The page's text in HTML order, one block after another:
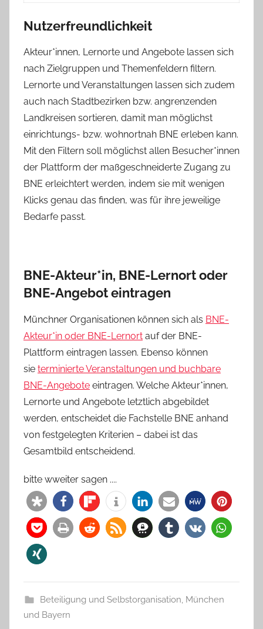
Nutzerfreundlichkeit
Akteur*innen, Lernorte und Angebote lassen sich
nach Zielgruppen und Themenfeldern filtern.
Lernorte und Veranstaltungen lassen sich zudem
auch nach Stadtbezirken bzw. angrenzenden
Landkreisen sortieren, damit man möglichst
einrichtungs- bzw. wohnortnah BNE erleben kann.
Mit den Filtern soll möglichst allen Besucher*innen
der Plattform der maßgeschneiderte Zugang zu
BNE erleichtert werden, indem sie mit wenigen
Klicks genau das finden, was für ihre jeweilige
Bedarfe passt.
BNE-Akteur*in, BNE-Lernort oder
BNE-Angebot eintragen
Münchner Organisationen können sich als BNE-
Akteur*in oder BNE-Lernort auf der BNE-
Plattform eintragen lassen. Ebenso können
sie terminierte Veranstaltungen und buchbare
BNE-Angebote eintragen. Welche Akteur*innen,
Lernorte und Angebote letztlich abgebildet
werden, entscheidet die Fachstelle BNE anhand
von festgelegten Kriterien – dabei ist das
Gesamtbild entscheidend.
bitte wweiter sagen ....
Beteiligung und Selbstorganisation München
und Bayern